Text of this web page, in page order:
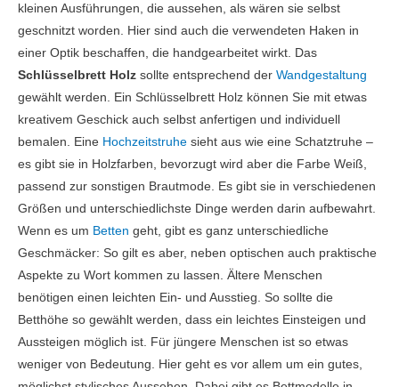
kleinen Ausführungen, die aussehen, als wären sie selbst
geschnitzt worden. Hier sind auch die verwendeten Haken in
einer Optik beschaffen, die handgearbeitet wirkt. Das
Schlüsselbrett Holz sollte entsprechend der Wandgestaltung
gewählt werden. Ein Schlüsselbrett Holz können Sie mit etwas
kreativem Geschick auch selbst anfertigen und individuell
bemalen. Eine Hochzeitstruhe sieht aus wie eine Schatztruhe –
es gibt sie in Holzfarben, bevorzugt wird aber die Farbe Weiß,
passend zur sonstigen Brautmode. Es gibt sie in verschiedenen
Größen und unterschiedlichste Dinge werden darin aufbewahrt.
Wenn es um Betten geht, gibt es ganz unterschiedliche
Geschmäcker: So gilt es aber, neben optischen auch praktische
Aspekte zu Wort kommen zu lassen. Ältere Menschen
benötigen einen leichten Ein- und Ausstieg. So sollte die
Betthöhe so gewählt werden, dass ein leichtes Einsteigen und
Aussteigen möglich ist. Für jüngere Menschen ist so etwas
weniger von Bedeutung. Hier geht es vor allem um ein gutes,